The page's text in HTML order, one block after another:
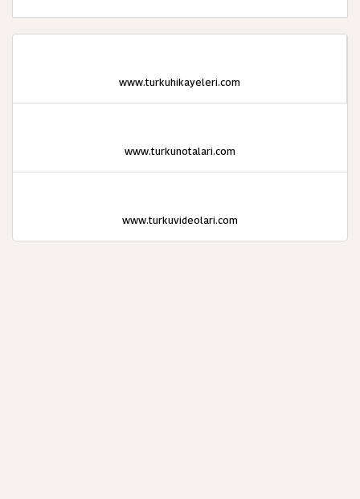
www.turkuhikayeleri.com
www.turkunotalari.com
www.turkuvideolari.com